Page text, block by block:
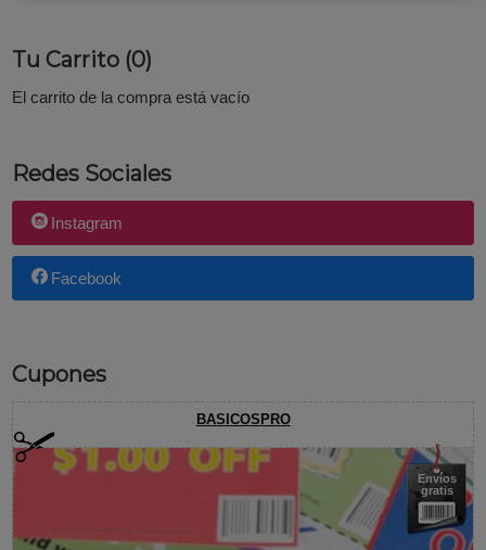
Tu Carrito (0)
El carrito de la compra está vacío
Redes Sociales
Instagram
Facebook
Cupones
BASICOSPRO
Envíos
gratis